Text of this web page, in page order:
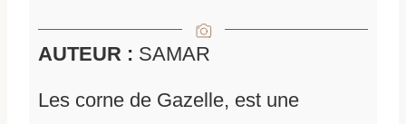
AUTEUR : SAMAR
Les corne de Gazelle, est une